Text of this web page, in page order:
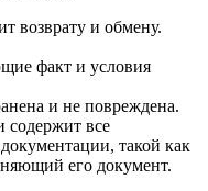
возврату и обмену.
факт и условия
и не повреждена.
содержит все
такой как
его документ.